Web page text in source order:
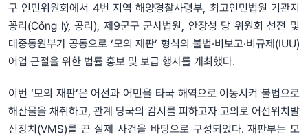
구 인민위원회에서 4번 지역 해양경찰사령부, 최고인민법원 기관지
꽁리(Công lý, 공리), 제9군구 군사법원, 안장성 당 위원회 선전 및
대중동원부가 공동으로 ‘모의 재판’ 형식의 불법·비보고·비규제(IUU)
어업 근절을 위한 법률 홍보 및 보급 행사를 개최했다.
이번 ‘모의 재판’은 어선과 어민을 타국 해역으로 이동시켜 불법으로
해산물을 채취하고, 관계 당국의 감시를 피하고자 고의로 어선위치발
신장치(VMS)를 끈 실제 사건을 바탕으로 구성되었다. 재판부는 모